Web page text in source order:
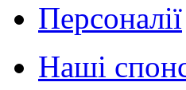
Персоналії
Наші